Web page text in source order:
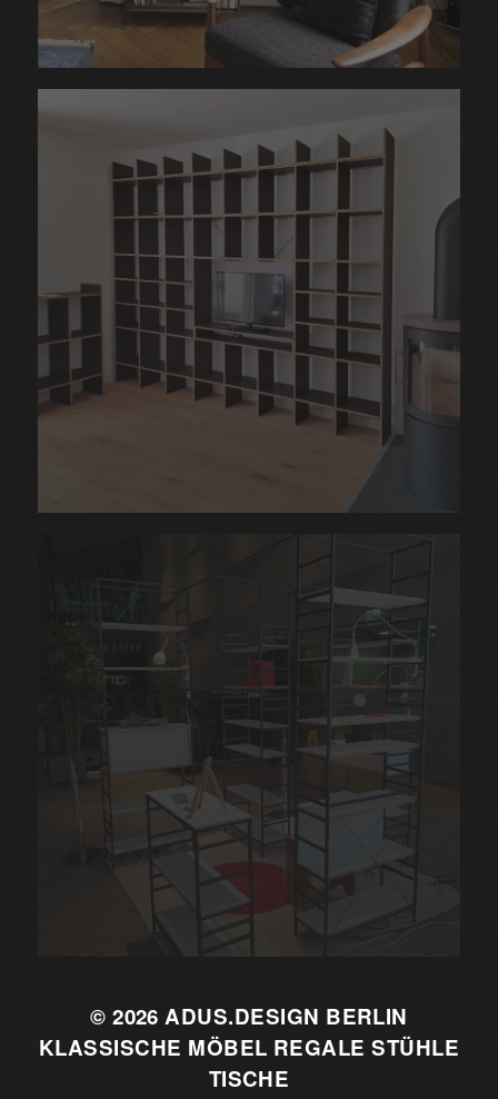
© 2026ADUS.DESIGN BERLIN
KLASSISCHE MÖBEL REGALE STÜHLE
TISCHE